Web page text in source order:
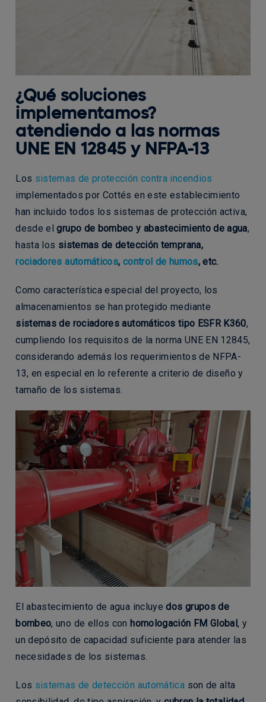
¿Qué soluciones
implementamos?
atendiendo a las normas
UNE EN 12845 y NFPA-13
Los sistemas de protección contra incendios
implementados por Cottés en este establecimiento
han incluido todos los sistemas de protección activa,
desde elgrupo de bombeo y abastecimiento de agua,
hasta los sistemas de detección temprana,
rociadores automáticos, control de humos, etc.
Como característica especial del proyecto, los
almacenamientos se han protegido mediante
sistemas de rociadores automáticos tipo ESFR K360,
cumpliendo los requisitos de la norma UNE EN 12845,
considerando además los requerimientos de NFPA-
13, en especial en lo referente a criterio de diseño y
tamaño de los sistemas.
El abastecimiento de agua incluyedos grupos de
bombeo, uno de ellos con homologación FM Global, y
un depósito de capacidad suficiente para atender las
necesidades de los sistemas.
Los sistemas de detección automática son de alta